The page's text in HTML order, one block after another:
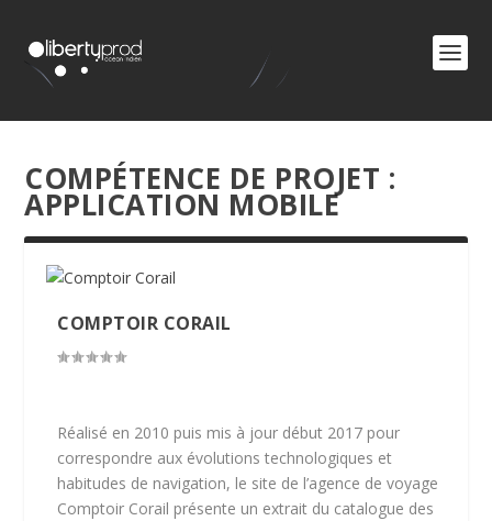
COMPÉTENCE DE PROJET :
APPLICATION MOBILE
COMPTOIR CORAIL
Réalisé en 2010 puis mis à jour début 2017 pour
correspondre aux évolutions technologiques et
habitudes de navigation, le site de l’agence de voyage
Comptoir Corail présente un extrait du catalogue des